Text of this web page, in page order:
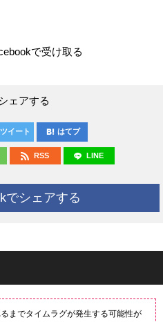
で受け取る
ェアする
ツイート はてブ
RSS LINE
でシェアする
までタイムラグが発生する可能性が